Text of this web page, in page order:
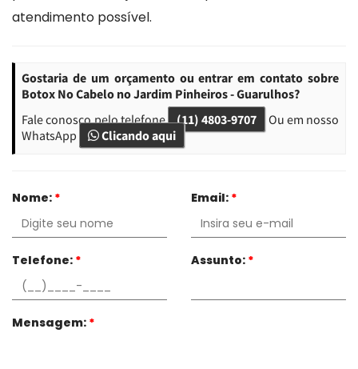
atendimento possível.
Gostaria de um orçamento ou entrar em contato sobre
Botox No Cabelo no Jardim Pinheiros - Guarulhos?
Fale conosco pelo telefone (11) 4803-9707
Ou em nosso
WhatsApp
Clicando aqui
Nome: * Email: *
Telefone: * Assunto: *
Mensagem: *